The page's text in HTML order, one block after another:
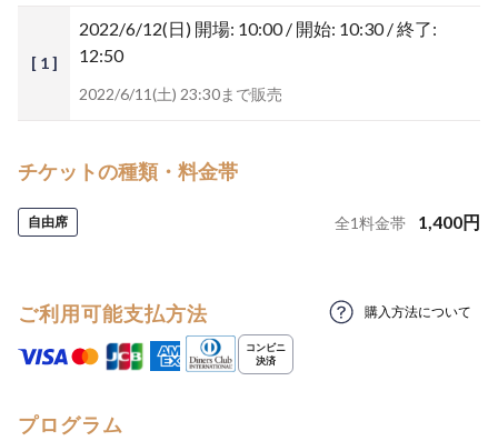
[ 1 ]
2022/6/12(日) 開場: 10:00 / 開始: 10:30 / 終了:
12:50
2022/6/11(土) 23:30まで販売
チケットの種類・料金帯
自由席 全1料金帯 1,400円
ご利用可能支払方法 購入方法について
プログラム